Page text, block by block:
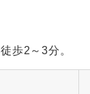
歩2～3分。